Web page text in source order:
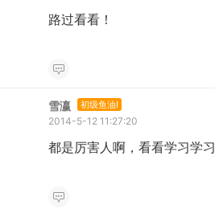
路过看看！
雪瀛 初级鱼油I
2014-5-12 11:27:20
都是厉害人啊，看看学习学习